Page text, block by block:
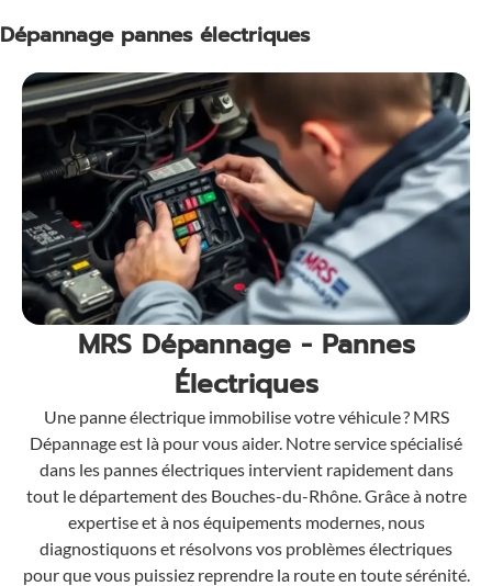
Dépannage pannes électriques
MRS Dépannage - Pannes
Électriques
Une panne électrique immobilise votre véhicule ? MRS
Dépannage est là pour vous aider. Notre service spécialisé
dans les pannes électriques intervient rapidement dans
tout le département des Bouches-du-Rhône. Grâce à notre
expertise et à nos équipements modernes, nous
diagnostiquons et résolvons vos problèmes électriques
pour que vous puissiez reprendre la route en toute sérénité.